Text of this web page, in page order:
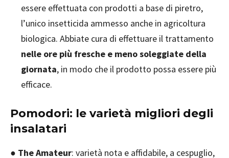
essere effettuata con prodotti a base di piretro,
l’unico insetticida ammesso anche in agricoltura
biologica. Abbiate cura di effettuare il trattamento
nelle ore più fresche e meno soleggiate della
giornata, in modo che il prodotto possa essere più
efficace.
Pomodori: le varietà migliori degli
insalatari
● The Amateur: varietà nota e affidabile, a cespuglio,